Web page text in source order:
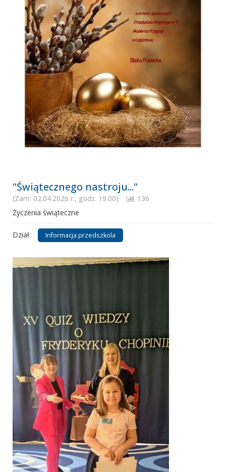
"Świątecznego nastroju..."
(Zam: 02.04.2026 r., godz. 19.00)
136
Życzenia świąteczne
Dział: Informacja przedszkola